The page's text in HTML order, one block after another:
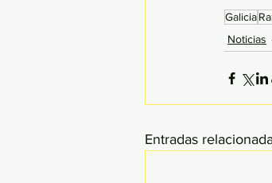
Galicia
Noticias
Entradas